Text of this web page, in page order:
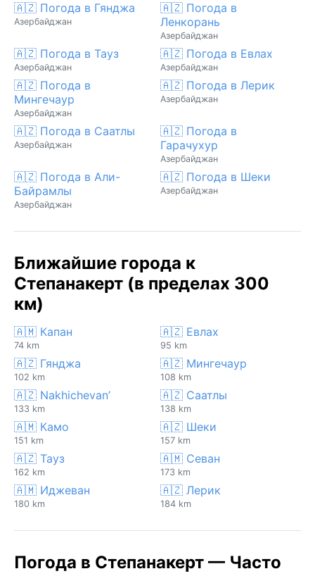
🇦🇿 Погода в Гянджа
Азербайджан
🇦🇿 Погода в
Ленкорань
Азербайджан
🇦🇿 Погода в Тауз
Азербайджан
🇦🇿 Погода в Евлах
Азербайджан
🇦🇿 Погода в
Мингечаур
Азербайджан
🇦🇿 Погода в Лерик
Азербайджан
🇦🇿 Погода в Саатлы
Азербайджан
🇦🇿 Погода в
Гарачухур
Азербайджан
🇦🇿 Погода в Али-
Байрамлы
Азербайджан
🇦🇿 Погода в Шеки
Азербайджан
Ближайшие города к
Степанакерт (в пределах 300
км)
🇦🇲 Капан
74 km
🇦🇿 Евлах
95 km
🇦🇿 Гянджа
102 km
🇦🇿 Мингечаур
108 km
🇦🇿 Nakhichevan’
133 km
🇦🇿 Саатлы
138 km
🇦🇲 Камо
151 km
🇦🇿 Шеки
157 km
🇦🇿 Тауз
162 km
🇦🇲 Севан
173 km
🇦🇲 Иджеван
180 km
🇦🇿 Лерик
184 km
Погода в Степанакерт — Часто